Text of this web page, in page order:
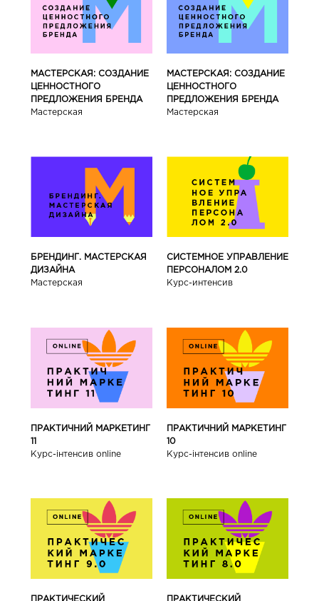
МАСТЕРСКАЯ: СОЗДАНИЕ
ЦЕННОСТНОГО
ПРЕДЛОЖЕНИЯ БРЕНДА
Мастерская
МАСТЕРСКАЯ: СОЗДАНИЕ
ЦЕННОСТНОГО
ПРЕДЛОЖЕНИЯ БРЕНДА
Мастерская
БРЕНДИНГ. МАСТЕРСКАЯ
ДИЗАЙНА
Мастерская
СИСТЕМНОЕ УПРАВЛЕНИЕ
ПЕРСОНАЛОМ 2.0
Курс-интенсив
ПРАКТИЧНИЙ МАРКЕТИНГ
11
Курс-інтенсив online
ПРАКТИЧНИЙ МАРКЕТИНГ
10
Курс-інтенсив online
ПРАКТИЧЕСКИЙ ПРАКТИЧЕСКИЙ